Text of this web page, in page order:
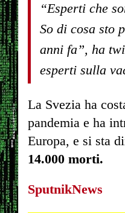
“Esperti che
So di cosa sto
anni fa”, ha
esperti sulla
La Svezia ha
pandemia e ha
Europa, e si sta
14.000 morti.
SputnikNews